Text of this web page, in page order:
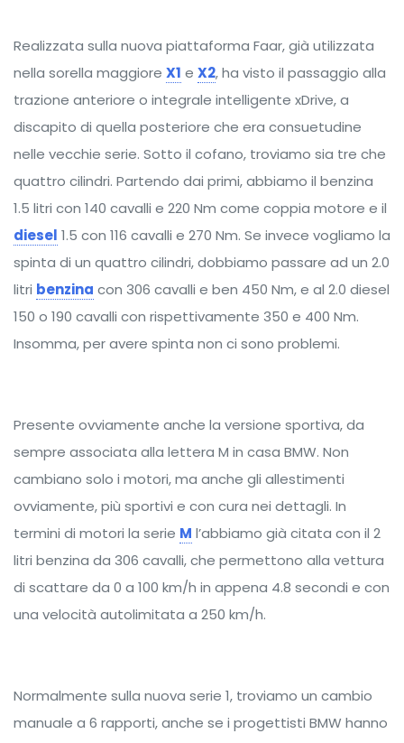
Realizzata sulla nuova piattaforma Faar, già utilizzata
nella sorella maggiore X1 e X2, ha visto il passaggio alla
trazione anteriore o integrale intelligente xDrive, a
discapito di quella posteriore che era consuetudine
nelle vecchie serie. Sotto il cofano, troviamo sia tre che
quattro cilindri. Partendo dai primi, abbiamo il benzina
1.5 litri con 140 cavalli e 220 Nm come coppia motore e il
diesel 1.5 con 116 cavalli e 270 Nm. Se invece vogliamo la
spinta di un quattro cilindri, dobbiamo passare ad un 2.0
litri benzina con 306 cavalli e ben 450 Nm, e al 2.0 diesel
150 o 190 cavalli con rispettivamente 350 e 400 Nm.
Insomma, per avere spinta non ci sono problemi.
Presente ovviamente anche la versione sportiva, da
sempre associata alla lettera M in casa BMW. Non
cambiano solo i motori, ma anche gli allestimenti
ovviamente, più sportivi e con cura nei dettagli. In
termini di motori la serie M l’abbiamo già citata con il 2
litri benzina da 306 cavalli, che permettono alla vettura
di scattare da 0 a 100 km/h in appena 4.8 secondi e con
una velocità autolimitata a 250 km/h.
Normalmente sulla nuova serie 1, troviamo un cambio
manuale a 6 rapporti, anche se i progettisti BMW hanno